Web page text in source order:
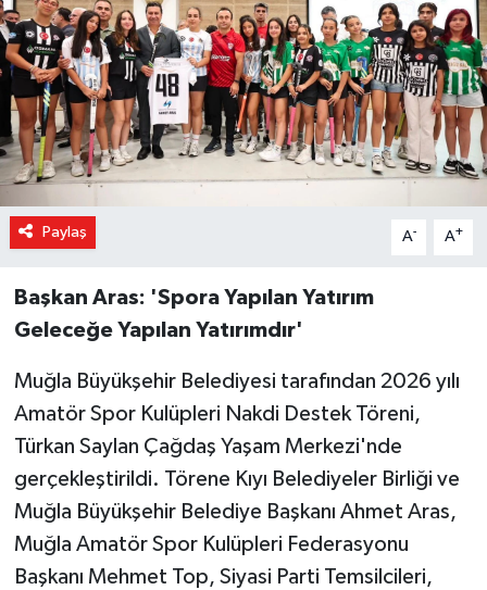
Paylaş A- A+
Başkan Aras: 'Spora Yapılan Yatırım
Geleceğe Yapılan Yatırımdır'
Muğla Büyükşehir Belediyesi tarafından 2026 yılı
Amatör Spor Kulüpleri Nakdi Destek Töreni,
Türkan Saylan Çağdaş Yaşam Merkezi'nde
gerçekleştirildi. Törene Kıyı Belediyeler Birliği ve
Muğla Büyükşehir Belediye Başkanı Ahmet Aras,
Muğla Amatör Spor Kulüpleri Federasyonu
Başkanı Mehmet Top, Siyasi Parti Temsilcileri,
Siyaset
Son Dakika
Spor